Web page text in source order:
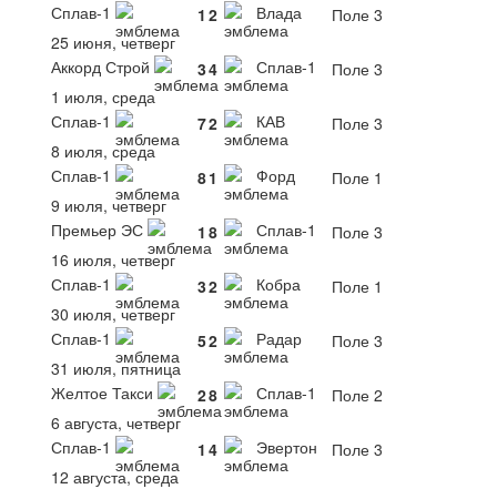
Сплав-1
1 2 Влада
Поле 3
25 июня, четверг
Аккорд Строй
34 Сплав-1
Поле 3
1 июля, среда
Сплав-1
72 КАВ
Поле 3
8 июля, среда
Сплав-1
81 Форд
Поле 1
9 июля, четверг
Премьер ЭС
1 8 Сплав-1
Поле 3
16 июля, четверг
Сплав-1
32 Кобра
Поле 1
30 июля, четверг
Сплав-1
52 Радар
Поле 3
31 июля, пятница
Желтое Такси
28 Сплав-1
Поле 2
6 августа, четверг
Сплав-1
1 4 Эвертон
Поле 3
12 августа, среда